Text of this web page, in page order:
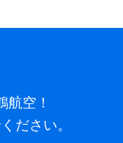
空！
ださい。